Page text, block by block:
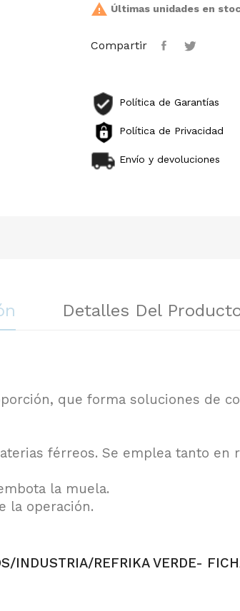
 Últimas unidades en
Compartir
Política de Garantías
Política de Privacidad
Envío y devoluciones
Detalles Del
que forma soluciones de
férreos. Se emplea tanto
la muela.
la operación.
REFRIKA VERDE- FICHA